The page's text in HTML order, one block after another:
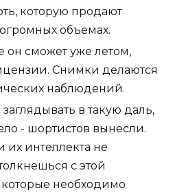
которую продают
объемах.
он сможет уже летом,
Снимки делаются
наблюдений.
в такую даль,
- шортистов вынесли.
их интеллекта не
с этой
необходимо